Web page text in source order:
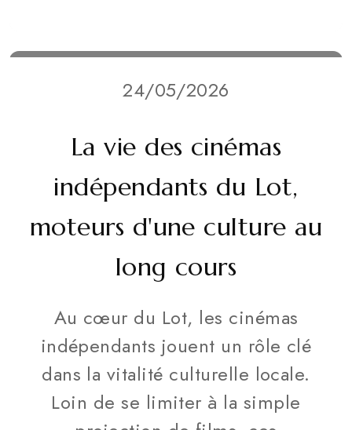
24/05/2026
La vie des cinémas
indépendants du Lot,
moteurs d'une culture au
long cours
Au cœur du Lot, les cinémas
indépendants jouent un rôle clé
dans la vitalité culturelle locale.
Loin de se limiter à la simple